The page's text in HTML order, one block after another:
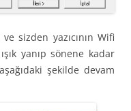
sizden yazıcının Wifi
yanıp sönene kadar
şekilde devam